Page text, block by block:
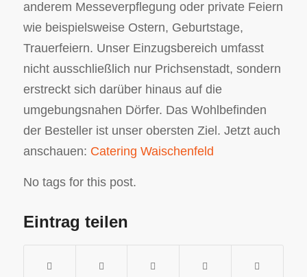
anderem Messeverpflegung oder private Feiern
wie beispielsweise Ostern, Geburtstage,
Trauerfeiern. Unser Einzugsbereich umfasst
nicht ausschließlich nur Prichsenstadt, sondern
erstreckt sich darüber hinaus auf die
umgebungsnahen Dörfer. Das Wohlbefinden
der Besteller ist unser obersten Ziel. Jetzt auch
anschauen: Catering Waischenfeld
No tags for this post.
Eintrag teilen